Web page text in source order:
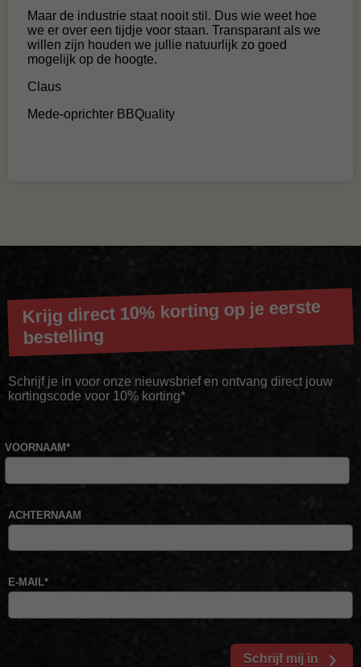
Maar de industrie staat nooit stil. Dus wie weet hoe
we er over een tijdje voor staan. Transparant als we
willen zijn houden we jullie natuurlijk zo goed
mogelijk op de hoogte.
Claus
Mede-oprichter BBQuality
Krijg direct 10% korting op je eerste
bestelling
Schrijf je in voor onze nieuwsbrief en ontvang direct jouw
kortingscode voor 10% korting*
VOORNAAM*
ACHTERNAAM
E-MAIL*
Schrijf mij in